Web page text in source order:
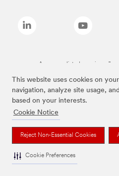
This website uses cookies on
navigation, analyze site usage,
based on your interests.
Cookie Notice
Reject Non-Essential Cookies
Cookie Preferences
As marcas listadas a cima são